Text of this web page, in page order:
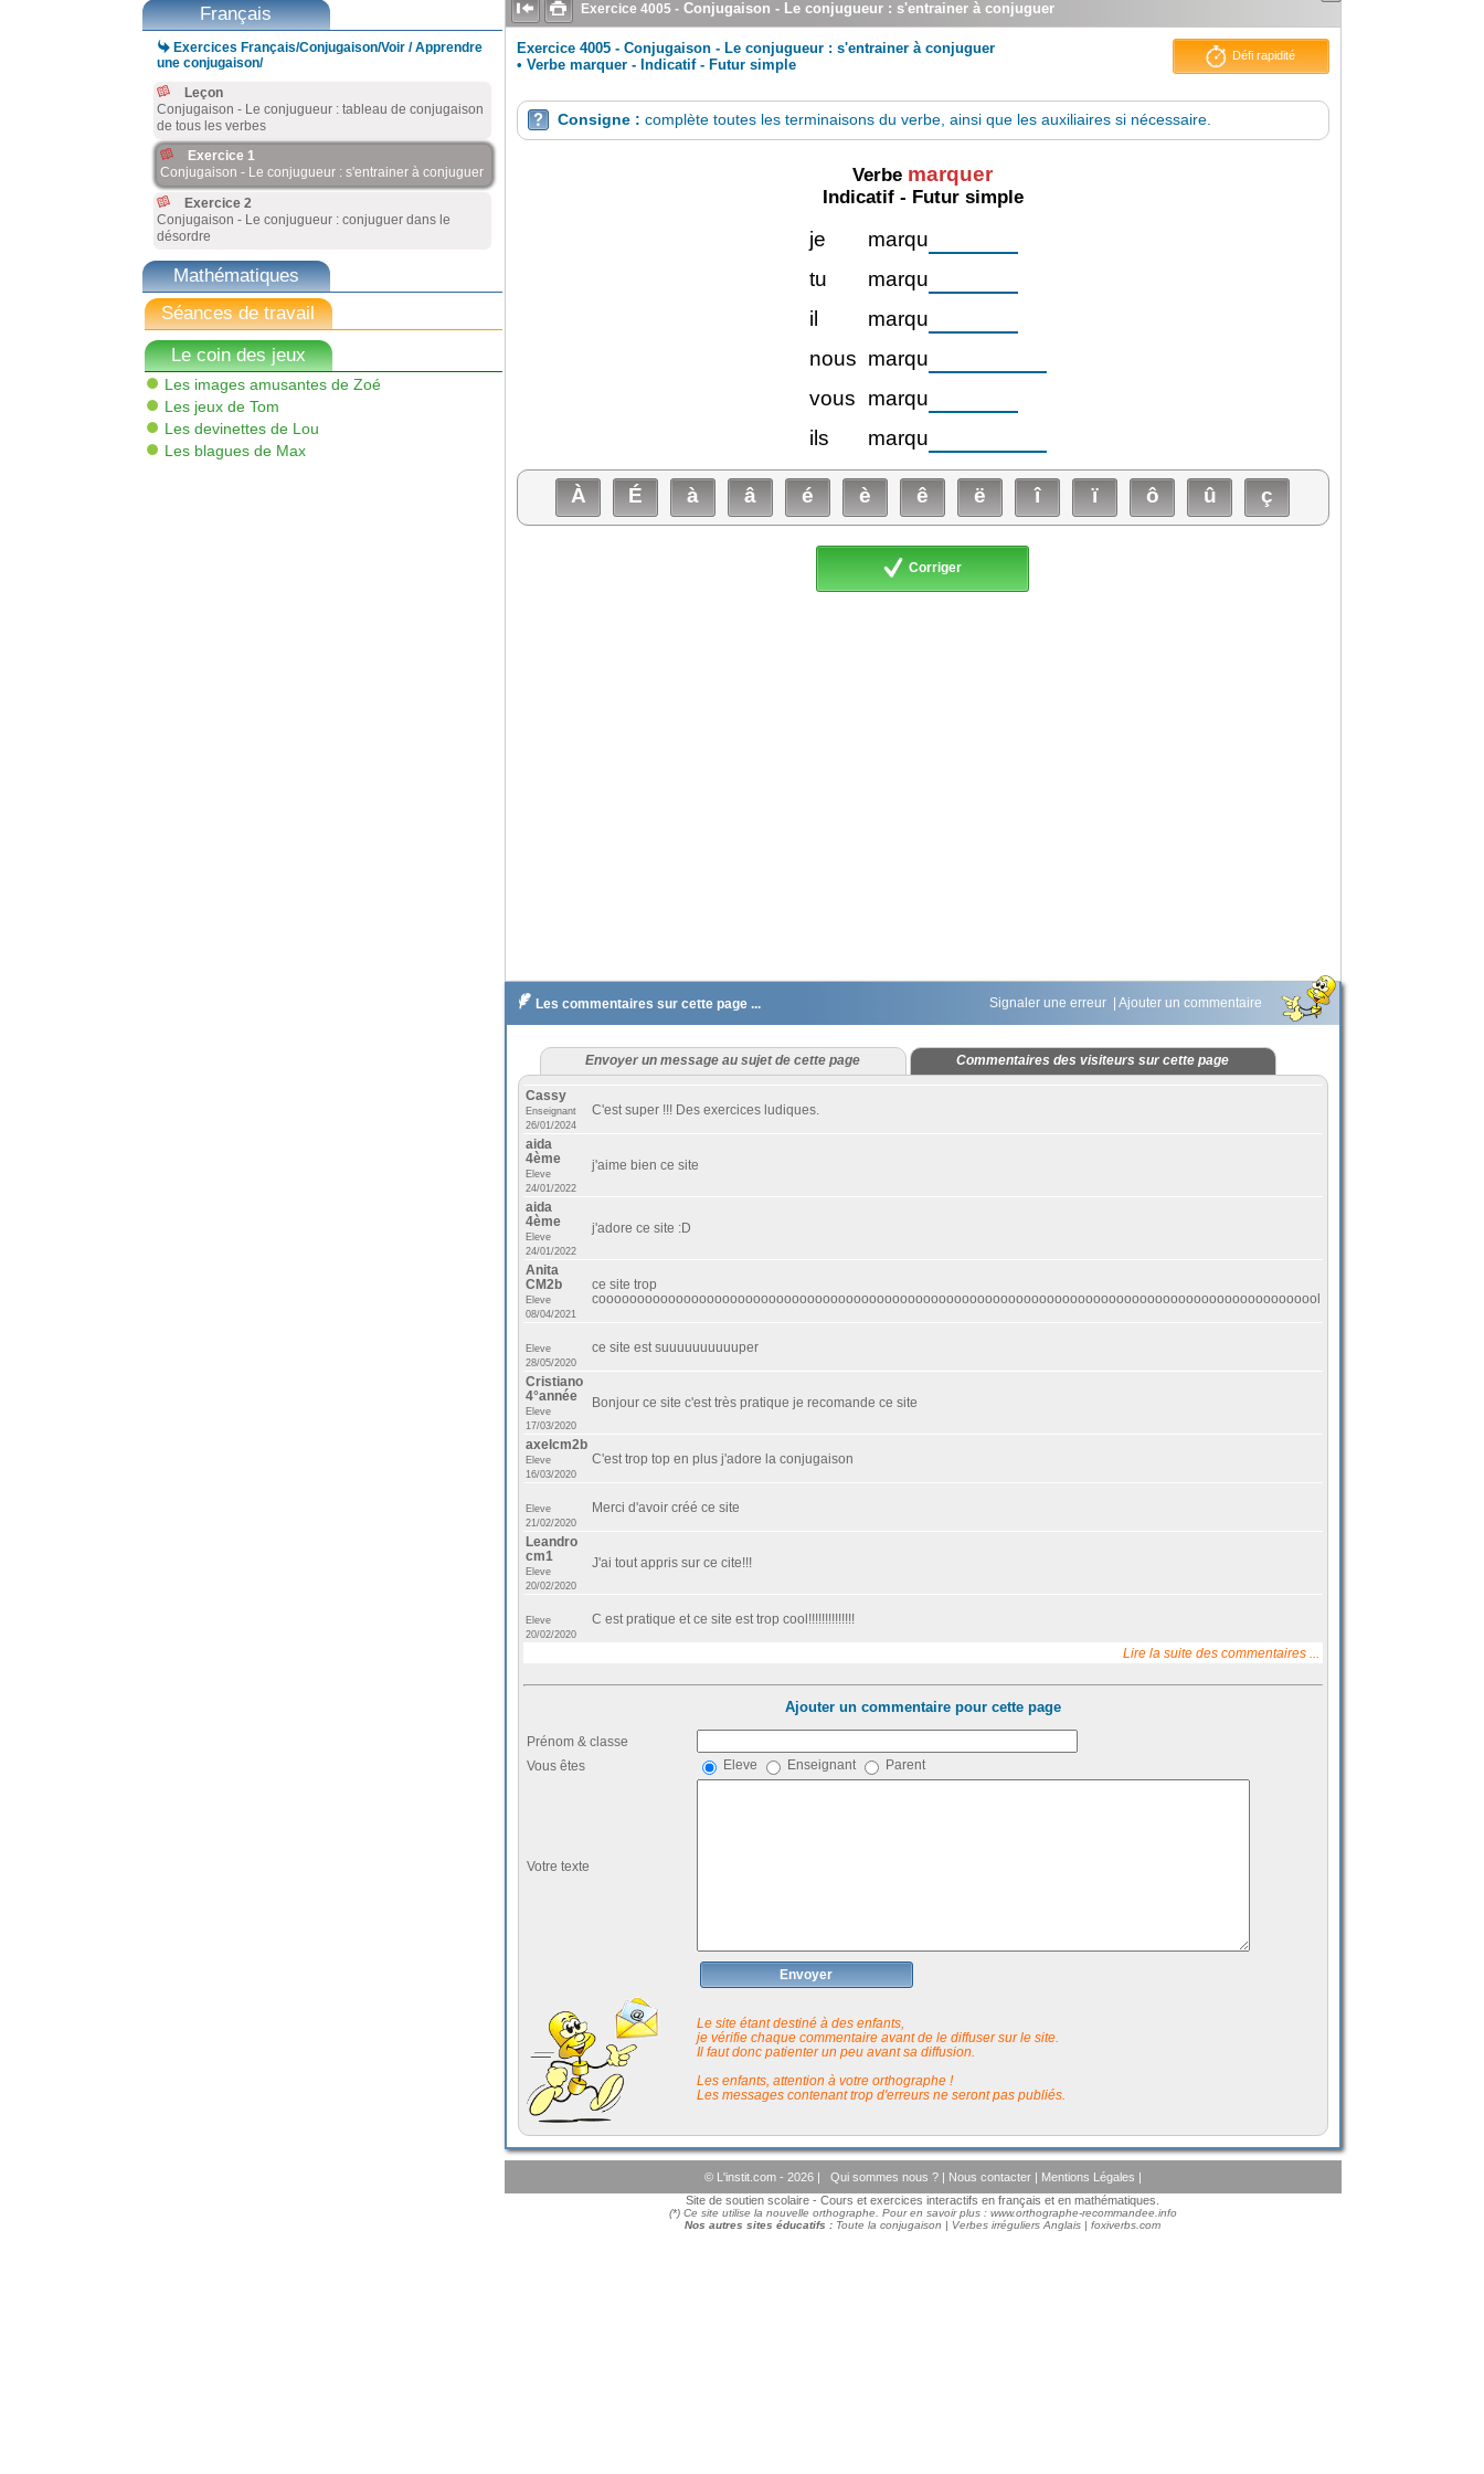
Français
 Exercices Français/Conjugaison/Voir / Apprendre
une conjugaison/
Leçon
Conjugaison - Le conjugueur : tableau de conjugaison
de tous les verbes
Exercice 1
Conjugaison - Le conjugueur : s'entrainer à conjuguer
Exercice 2
Conjugaison - Le conjugueur : conjuguer dans le
désordre
Mathématiques
Séances de travail
Le coin des jeux
Les images amusantes de Zoé
Les jeux de Tom
Les devinettes de Lou
Les blagues de Max
  Exercice 4005- Conjugaison - Le conjugueur : s'entrainer à conjuguer
Défi rapidité
Exercice 4005 - Conjugaison - Le conjugueur : s'entrainer à conjuguer
• Verbe marquer - Indicatif - Futur simple
 Consigne : complète toutes les terminaisons du verbe, ainsi que les auxiliaires si nécessaire.
Verbe marquer
Indicatif - Futur simple
je
marqu
tu
marqu
il
marqu
nous marqu
vous
marqu
ils
marqu
À É à â é è ê ë î ï ô û ç
Corriger
 Les commentaires sur cette page ... Signaler une erreur Ajouter un commentaire
Envoyer un message au sujet de cette page Commentaires des visiteurs sur cette page
Cassy
Enseignant
26/01/2024
C'est super !!! Des exercices ludiques.
aida
4ème
Eleve
24/01/2022
j'aime bien ce site
aida
4ème
Eleve
24/01/2022
j'adore ce site :D
Anita
CM2b
Eleve
08/04/2021
ce site trop
coooooooooooooooooooooooooooooooooooooooooooooooooooooooooooooooooooooooooooooooooooooooooooool
Eleve
28/05/2020
ce site est suuuuuuuuuuper
Cristiano
4°année
Eleve
17/03/2020
Bonjour ce site c'est très pratique je recomande ce site
axelcm2b
Eleve
16/03/2020
C'est trop top en plus j'adore la conjugaison
Eleve
21/02/2020
Merci d'avoir créé ce site
Leandro
cm1
Eleve
20/02/2020
J'ai tout appris sur ce cite!!!
Eleve
20/02/2020
C est pratique et ce site est trop cool!!!!!!!!!!!!!!
Lire la suite des commentaires ...
Ajouter un commentaire pour cette page
Prénom & classe
Vous êtes
Eleve Enseignant Parent
Votre texte
Envoyer
Le site étant destiné à des enfants,
je vérifie chaque commentaire avant de le diffuser sur le site.
Il faut donc patienter un peu avant sa diffusion.
Les enfants, attention à votre orthographe !
Les messages contenant trop d'erreurs ne seront pas publiés.
© L'instit.com - 2026 | Qui sommes nous ? Nous contacter Mentions Légales
Site de soutien scolaire - Cours et exercices interactifs en français et en mathématiques.
(*) Ce site utilise la nouvelle orthographe. Pour en savoir plus : www.orthographe-recommandee.info
Nos autres sites éducatifs : Toute la conjugaison | Verbes irréguliers Anglais | foxiverbs.com